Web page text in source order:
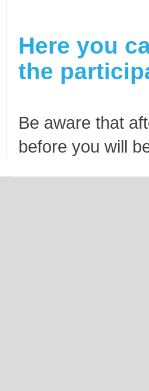
Here you
the
Be aware that
before you will